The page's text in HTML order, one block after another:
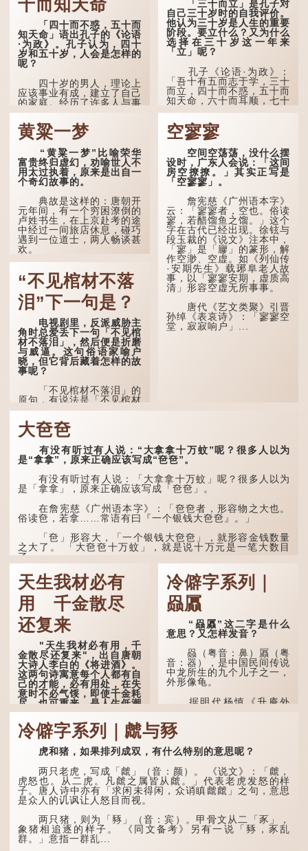
十而知天命
「四十而不惑，五十而
知天命」语出孔子的《论语
·为政》。孔子认为，四十
岁和五十岁，人会是怎样的
呢？
四十岁的男人，理论上
应该事业有成，建立了自己
的家庭。经历了许多人与事
之后，对事物有了自己的判
断能力，不会轻易为表象所
迷惑。
孔子在《论语·子罕》
也说：「知者不惑，仁者不
忧，勇者不惧。」「知」与
智慧的「智」相通，四十岁
的男人应已累积足够智慧，
不再对自己的人生感到困
惑、忧虑与恐惧。
到了五十岁，...
「三十而立」是孔子对
自己三十岁时的自我评价。
他认为三十岁是人生的重要
阶段。要立什么？又为什么
选择在三十岁这一年来
「立」呢？
孔子《论语·为政》：
「吾十有五而志于学，三十
而立，四十而不惑，五十而
知天命，六十而耳顺，七十
在古代，男子一般于二
十岁进行冠礼，冠礼完成后
便是成人，但由于未达壮
年，所以又称「弱冠」。
《礼记·曲礼》明确记载：
「人生十年曰幼，学；二十
曰弱，冠；三十曰壮，有
室。」这说明三十岁...
黄粱一梦
“黄粱一梦”比喻荣华
富贵终归虚幻，劝喻世人不
用太过执着，原来是出自一
个奇幻故事的。
典故是这样的：唐朝开
元年间，有一个穷困潦倒的
卢姓书生，在上京赴考的途
中经过一间旅店休息，碰巧
遇到一位道士，两人畅谈甚
欢。
自己虽贵为读书人，但一直
未能考取功名，仍然贫困，
感到十分落泊。于是，道士
拿出一个青瓷枕头，让卢姓
书生睡一睡，便能满足他希
望得到荣华富贵的愿望。
这时，...
“不见棺材不落
泪”下一句是？
电视剧里，反派威胁主
角时总爱丢下一句「不见棺
材不落泪」，然后便是折磨
与威逼。这句俗语家喻户
晓，但它背后藏着怎样的故
事呢？
「不见棺材不落泪」的
原句，有说法是「不见棺材
不下泪」或「不见亲棺不下
泪」，出自明朝兰陵笑笑生
所著的《金瓶梅词话》第九
十八回。原意是指人未亲眼
见到亲人棺木，便不会真正
感到悲伤；后来引申为比喻
人执迷不悟，不到彻底失
败，便不肯罢休。
许多人对这上半句耳熟
能详，但它其实还有下半句
——「不到黄河心不死」...
空寥寥
空间空荡荡，没什么摆
设时，广东人会说：「这间
房空撩撩。」其实正写是
「空寥寥」。
詹宪慈《广州语本字》
云：「寥寥者，空也。俗读
寥，若醋馏鱼之馏。」这个
字在古代已经出现。徐铉与
段玉裁的《说文》注本中，
「寥」是「廫」的篆形，解
作空渺、空虚。如《列仙传
·安期先生》载琊阜老人故
事，以「寥寥安期，虚质高
清」形容空虚无所事事。
唐代《艺文类聚》引晋
孙绰《表哀诗》：「寥寥空
堂，寂寂响户」...
大夿夿
有没有听过有人说：“大拿拿十万蚊”呢？很多人以为
是“拿拿”，原来正确应该写成“夿夿”。
有没有听过有人说：「大拿拿十万蚊」呢？很多人以为
是「拿拿」，原来正确应该写成「夿夿」。
在詹宪慈《广州语本字》：「夿夿者，形容物之大也。
俗读夿，若拿……常语有曰『一个银钱大夿夿』。」
「夿」形​​容大，「一个银钱大夿夿」，就形容金钱数量
之大了。 「大夿夿十万蚊」，就是说十万元是一笔大数目
了。...
天生我材必有
用 千金散尽
还复来
"天生我材必有用，千
金散尽还复来"，出自唐朝
大诗人李白的《将进酒》。
这两句诗寓意每个人都有自
己的才能，必有用处，在失
意时不必气馁，即使千金耗
尽，也可重来，是人生低潮
时激励向上的名句。
原诗写道："人生得意
须尽欢，莫使金樽空对月。
天生我材必有用，千金散尽
会须一饮三百杯。" 意思是
说：上天给了我才能，必然
有用到的地方；即使千金散
去，也终会重新得到。
李白作此诗时，大约是
天宝十一年。当时他已被唐
玄宗赐金放还约八年，这期
冷僻字系列｜
赑屭
“赑屭”这二字是什么
意思？又怎样发音？
赑（粤音：鼻）屭（粤
音：器），是中国民间传说
中龙所生的九个儿子之一，
外形像龟。
据明代杨慎《升庵外
集》记载，龙生九子的次序
排列为：赑屭、螭吻、蒲
牢、狴犴、饕餮、蚣蝮、睚
眦、狻猊、椒图（此为其中
一种说法）。
龙九子外形与能力各有
不同，其中，赑屭原形像
龟，因为能负重，多作为碑
座，有“碑下...
冷僻字系列｜虤与豩
虎和猪，如果排列成双，有什么特别的意思呢？
两只老虎，写成「虤」（音：颜）。 《说文》：「虤，
虎怒也。从二虎。凡虤之属皆从虤。」代表老虎发怒的样
子。唐人诗中亦有「求闲未得闲，众诮瞋虤虤」之句，意思
是众人的讥讽让人怒目而视。
两只猪，则为「豩」（音：宾）。甲骨文从二「豕」，
象猪相追逐的样子。 《同文备考》另有一说「豩，豕乱
群。」意指一群乱...